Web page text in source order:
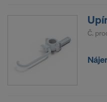
Č.
S následujícími
prostřednictvím
Facebook LLC
MaxMind Inc.